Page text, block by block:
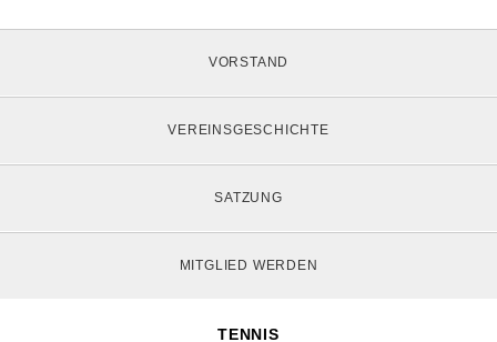
VORSTAND
VEREINSGESCHICHTE
SATZUNG
MITGLIED WERDEN
TENNIS